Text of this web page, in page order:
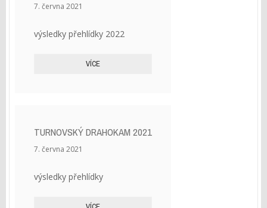
7. června 2021
výsledky přehlídky 2022
VÍCE
TURNOVSKÝ DRAHOKAM 2021
7. června 2021
výsledky přehlídky